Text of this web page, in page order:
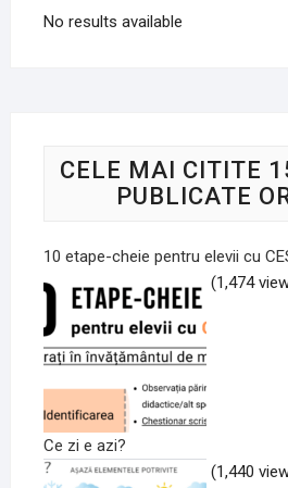
No results available
CELE MAI CITITE
PUBLICATE
10 etape-cheie pentru elevii cu
(1,474
Ce zi e azi?
(1,440